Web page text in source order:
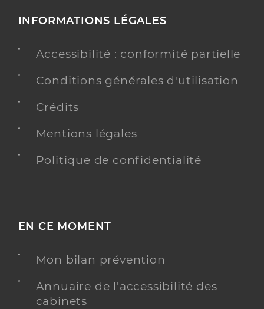
INFORMATIONS LÉGALES
Accessibilité : conformité partielle
Conditions générales d'utilisation
Crédits
Mentions légales
Politique de confidentialité
EN CE MOMENT
Mon bilan prévention
Annuaire de l'accessibilité des
cabinets